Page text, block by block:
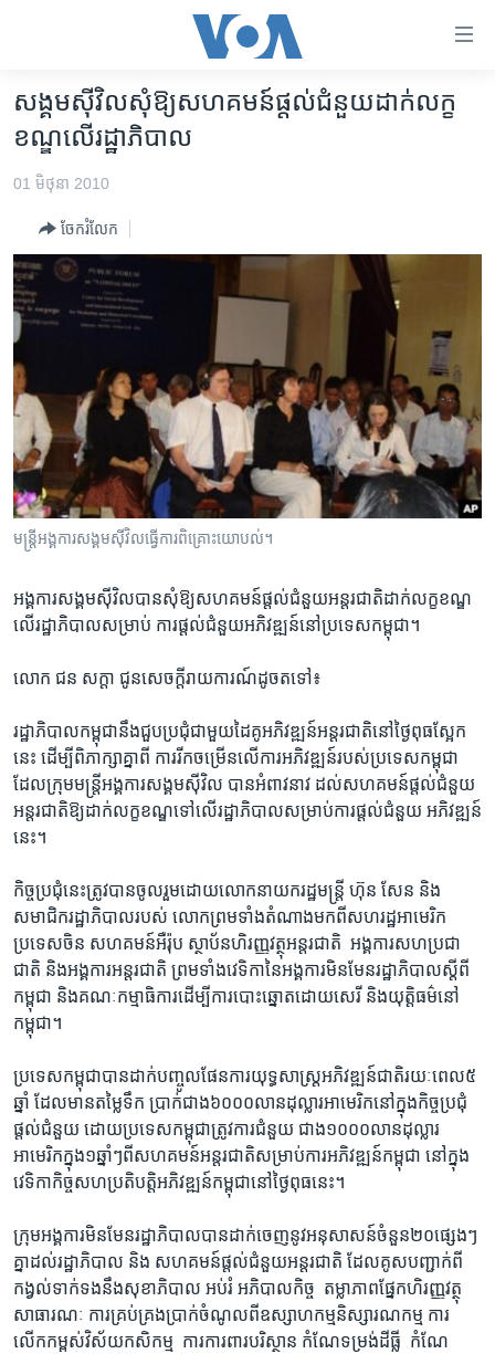
គេហទំព័រ​
ទាក់ទង
និង​
ទំព័រ​
ព័ត៌មាន​​
តែ​
ម្តង
រំលង​
និង​
ចូល​
ទំព័រ​
រចនា
សម្ព័ន្ធ​
រំលង​
ចូល​
ទៅ​
ទំព័រ​
រក
កម្ពុជា
អន្តរជាតិ
អាមេរិក
ចិន
ហេឡូវីអូអេ
កម្ពុជាច្នៃប្រតិដ្ឋ
ទូរទស្សន៍ / វីដេអូ​
វិទ្យុ / ផតខាសថ៍
កម្មវិធីទាំងអស់
Khmer English
បណ្តាញ​សង្គម
សង្គម​ស៊ីវិល​សុំ​ឱ្យ​សហគមន៍​ផ្តល់​ជំនួយ​ដាក់​លក្ខ
ខណ្ឌ​លើ​រដ្ឋា​ភិបាល
01 មិថុនា 2010
ចែករំលែក
មន្ត្រី​អង្គការ​សង្គម​ស៊ីវិល​ធ្វើការ​ពិគ្រោះ​យោបល់។
អង្គការ​សង្គម​ស៊ីវិល​បាន​សុំ​ឱ្យ​សហគមន៍​ផ្តល់​ជំនួយ​អន្តរជាតិ​ដាក់​លក្ខខណ្ឌ​
លើ​រដ្ឋា​ភិបាល​សម្រាប់​ ការ​ផ្តល់​ជំនួយ​អភិវឌ្ឍន៍​នៅ​ប្រទេស​កម្ពុជា។
លោក​ ជន​ សក្តា​ ជូន​សេចក្តី​រាយ​ការណ៍​ដូច​ត​ទៅ៖
រដ្ឋា​ភិបាល​កម្ពុជា​នឹង​ជួប​ប្រជុំ​ជាមួយ​ដៃ​គូ​អភិវឌ្ឍន៍​អន្តរ​ជាតិ​នៅ​ថ្ងៃ​ពុធ​ស្អែក​
នេះ​ ដើម្បី​ពិភាក្សា​គ្នា​ពី​ ការ​រីក​ចម្រើន​លើ​ការ​អភិវឌ្ឍន៍រ​បស់​ប្រទេស​កម្ពុជា​
ដែល​ក្រុម​មន្ត្រី​អង្គការ​សង្គម​ស៊ីវិល​ បាន​អំពាវ​នាវ​ ដល់​សហគមន៍​ផ្តល់​ជំនួយ​
អន្តរ​ជាតិ​ឱ្យ​ដាក់​លក្ខ​ខណ្ឌ​ទៅ​លើ​រដ្ឋា​ភិបាល​សម្រាប់​ការ​ផ្តល់​ជំនួយ​ អភិវឌ្ឍន៍​
នេះ។
កិច្ច​ប្រជុំ​នេះ​ត្រូវ​បាន​ចូល​រួម​ដោយ​លោក​នាយក​រដ្ឋមន្ត្រី ​ហ៊ុន ​សែន​ និង​
សមាជិក​រដ្ឋា​ភិបាល​របស់​ លោក​ព្រម​ទាំង​តំណាង​មក​ពី​សហ​រដ្ឋ​អាមេរិក​ ​
ប្រទេស​ចិន​ ​សហគមន៍​អឺរ៉ុប​ ស្ថាប័ន​ហិរញ្ញ​វត្ថុ​អន្តរ​ជាតិ ​ អង្គការ​សហ​ប្រជា
ជាតិ ​និង​អង្គការ​អន្តរ​ជាតិ ​ព្រម​ទាំង​វេទិកា​នៃ​អង្គការ​មិន​មែន​រដ្ឋា​ភិបាល​ស្តីពី​
កម្ពុជា​ និង​គណៈ​កម្មាធិការ​ដើម្បី​ការ​បោះ​ឆ្នោត​ដោយ​សេរី​ និង​យុត្តិធម៌​នៅ​
កម្ពុជា។
ប្រទេស​កម្ពុជា​បាន​ដាក់​បញ្ចូល​ផែនការ​យុទ្ធ​សាស្ត្រ​អភិវឌ្ឍន៍​ជាតិ​រយៈ​ពេល​៥​
ឆ្នាំ​ ដែល​មាន​តម្លៃ​ទឹក​ ប្រាក់​ជាង​៦០០០​លាន​ដុល្លារ​អាមេរិក​នៅ​ក្នុង​កិច្ច​ប្រជុំ​
ផ្តល់ជំ​នួយ​ ​ដោយ​ប្រទេស​កម្ពុជា​ត្រូវ​ការ​ជំនួយ​ ជាង​១០០០​លាន​ដុល្លារ​
អាមេរិក​ក្នុង​១​ឆ្នាំៗ​ពី​សហគមន៍​អន្តរ​ជាតិ​សម្រាប់​ការ​អភិវឌ្ឍន៍​កម្ពុជា​ នៅ​ក្នុង​
វេទិកា​កិច្ច​សហ​ប្រតិបត្តិ​អភិវឌ្ឍន៍​កម្ពុជា​នៅ​ថ្ងៃ​ពុធ​នេះ។
ក្រុម​អង្គការ​មិន​មែន​រដ្ឋា​ភិបាល​បាន​ដាក់​ចេញ​នូវ​អនុសាសន៍​ចំនួន​២០​ផ្សេងៗ​
គ្នា​ដល់​រដ្ឋា​ភិបាល ​និង ​សហគមន៍​ផ្តល់​ជំនួយ​អន្តរ​ជាតិ ​ដែល​គូស​បញ្ជាក់​ពី​
កង្វល់​ទាក់ទង​នឹង​សុខា​ភិបាល​ ​អប់រំ​ អភិបាល​កិច្ច ​ តម្លាភាព​ផ្នែក​ហិរញ្ញ​វត្ថុ​
សាធារណៈ​ ​ការ​គ្រប់​គ្រង​ប្រាក់​ចំណូល​ពី​ឧស្សាហ​កម្ម​និស្សារណ​កម្ម​ ការ​
លើក​កម្ពស់​វិស័យ​កសិកម្ម ​ ការ​ការពារ​បរិស្ថាន​ កំណែ​ទម្រង់​ដីធ្លី ​ កំណែ​